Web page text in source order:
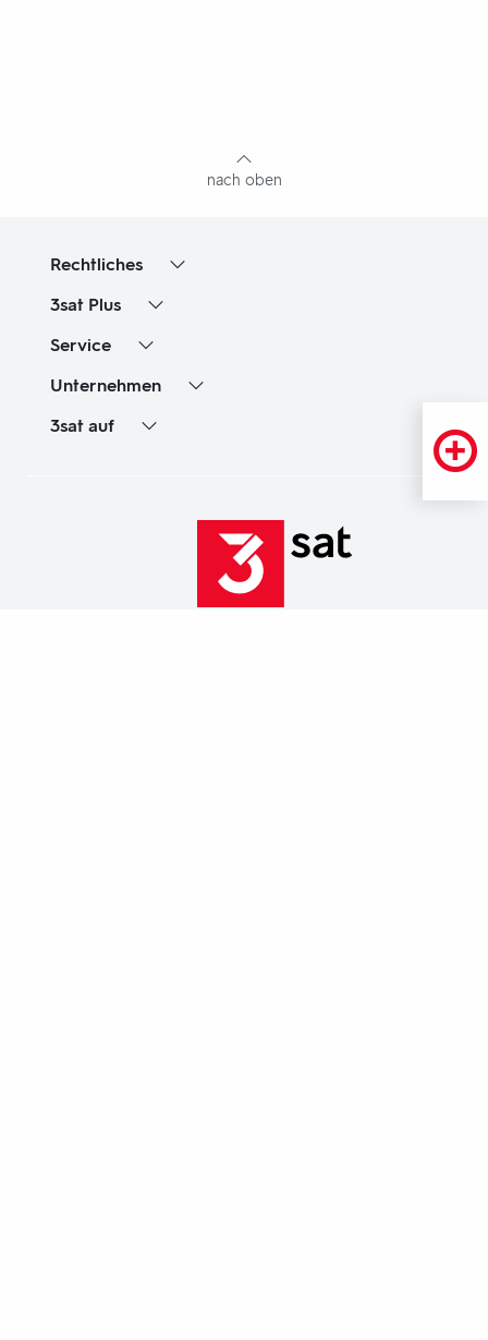
nach oben
Rechtliches
3sat Plus
Service
Unternehmen
3sat auf